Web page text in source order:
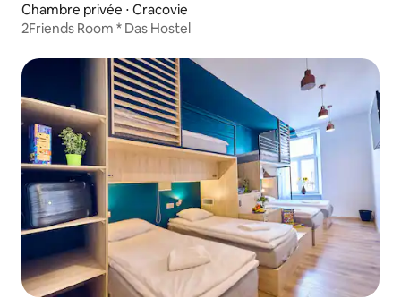
Chambre privée ⋅ Cracovie
2Friends Room * Das Hostel